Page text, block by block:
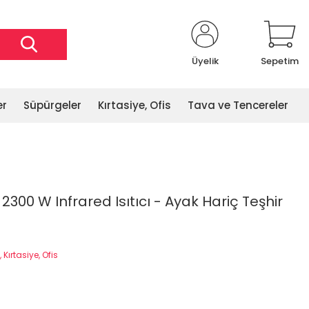
Üyelik Sepetim
Süpürgeler Kırtasiye, Ofis Tava ve Tencereler
W Infrared Isıtıcı - Ayak Hariç Teşhir
Ofis